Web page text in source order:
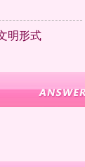
明形式